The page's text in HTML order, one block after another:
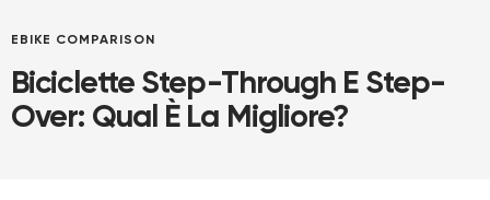
EBIKE COMPARISON
Biciclette Step-Through E Step-
Over: Qual È La Migliore?